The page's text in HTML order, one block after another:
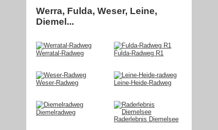
Werra, Fulda, Weser, Leine,
Diemel...
Werratal-Radweg Fulda-Radweg R1
Weser-Radweg Leine-Heide-Radweg
Diemelradweg
Raderlebnis Diemelsee